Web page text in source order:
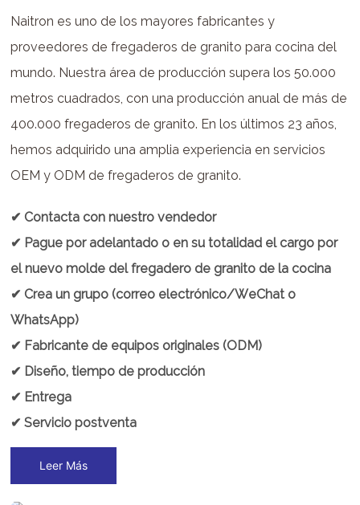
Naitron es uno de los mayores fabricantes y
proveedores de fregaderos de granito para cocina del
mundo. Nuestra área de producción supera los 50.000
metros cuadrados, con una producción anual de más de
400.000 fregaderos de granito. En los últimos 23 años,
hemos adquirido una amplia experiencia en servicios
OEM y ODM de fregaderos de granito.
✔ Contacta con nuestro vendedor
✔ Pague por adelantado o en su totalidad el cargo por
el nuevo molde del fregadero de granito de la cocina
✔ Crea un grupo (correo electrónico/WeChat o
WhatsApp)
✔ Fabricante de equipos originales (ODM)
✔ Diseño, tiempo de producción
✔ Entrega
✔ Servicio postventa
Leer Más